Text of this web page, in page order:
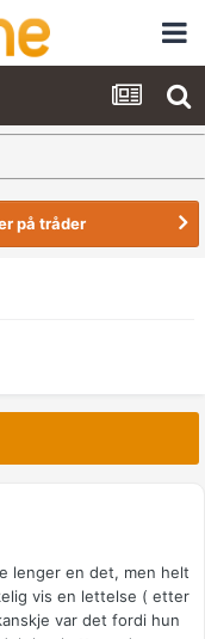
på tråder
lenger en det, men helt
vis en lettelse ( etter
var det fordi hun